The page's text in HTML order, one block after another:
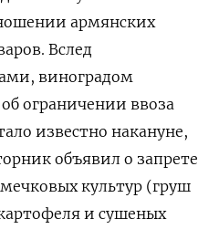
армянских
Вслед
виноградом
ограничении ввоза
известно накануне,
объявил о запрете
культур (груш
и сушеных